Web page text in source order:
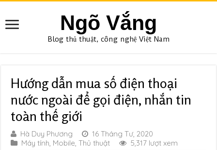
Ngõ Vắng
Blog thủ thuật, công nghệ Việt Nam
Hướng dẫn mua số điện thoại
nước ngoài để gọi điện, nhắn tin
toàn thế giới
Hà Duy Phương
16 Tháng Tư, 2020
Máy tính, Mobile,Thủ thuật 5,317 lượt xem